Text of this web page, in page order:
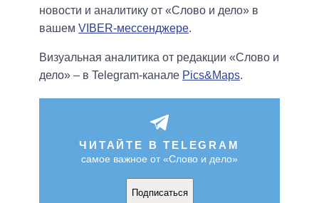
новости и аналитику от «Слово и дело» в
вашем VIBER-мессенджере.
Визуальная аналитика от редакции «Слово и
дело» – в Telegram-канале Pics&Maps.
ЧИТАЙТЕ В TELEGRAM
самое важное от «Слово и дело»
Подписаться